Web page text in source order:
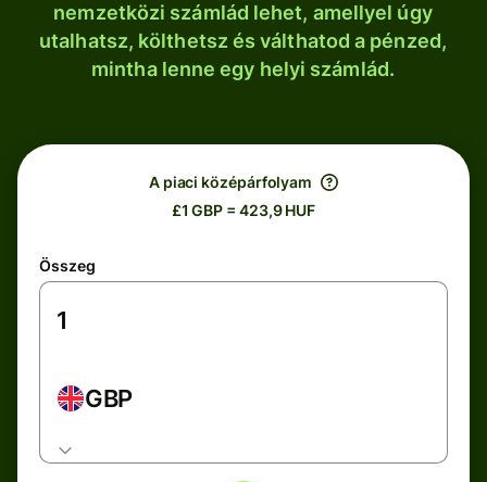
nemzetközi számlád lehet, amellyel úgy
utalhatsz, költhetsz és válthatod a pénzed,
mintha lenne egy helyi számlád.
A piaci középárfolyam
£1 GBP = 423,9 HUF
Összeg
GBP